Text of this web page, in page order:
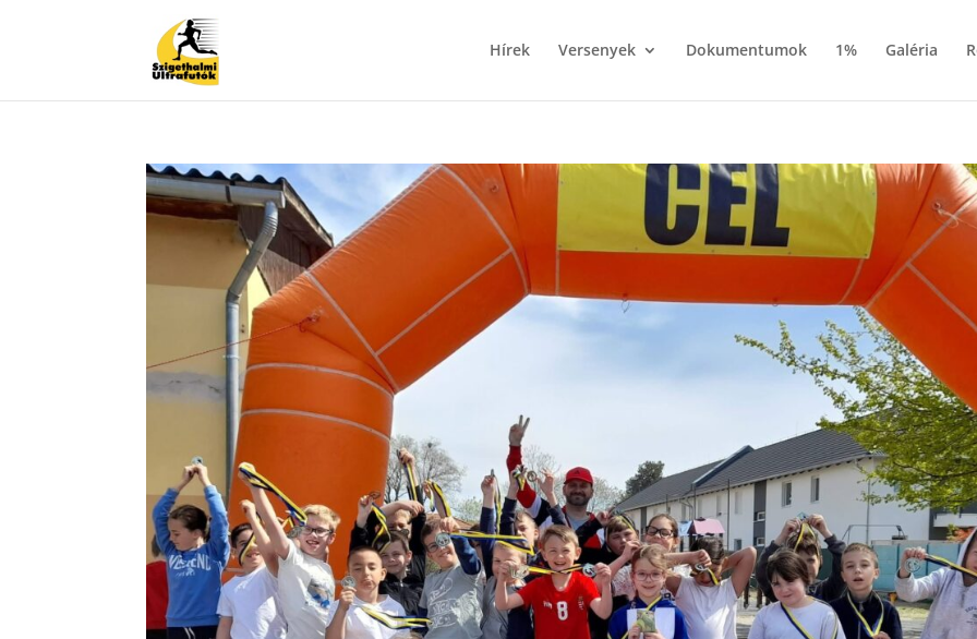
Hírek Versenyek Dokumentumok 1% Galéria